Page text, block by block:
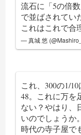
流石に「5の倍
で並ばされて
これはこれで合
— 真城 悠
これ、300の1/
48。これに万を
ない？やはり、
いのでしょうか
時代の寺子屋で